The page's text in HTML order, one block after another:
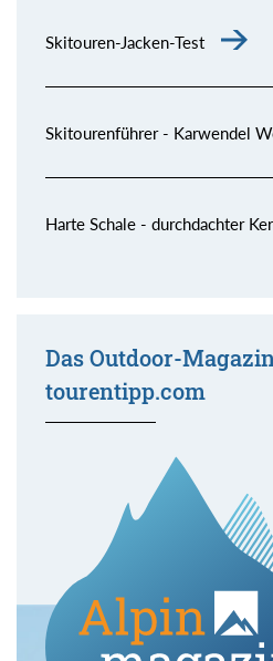
Skitouren-Jacken-Test
Skitourenführer - Karwendel
Harte Schale - durchdachter
Das Outdoor-
tourentipp.com